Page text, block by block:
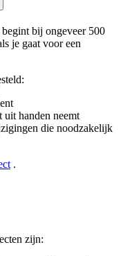
bij ongeveer 500
je gaat voor een
uit handen neemt
die noodzakelijk
.
zijn: